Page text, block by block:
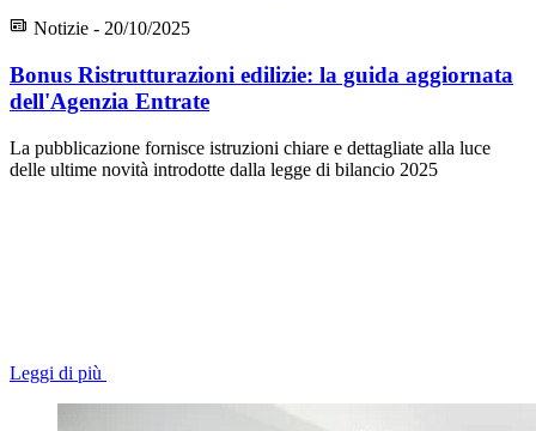
Notizie - 20/10/2025
Bonus Ristrutturazioni edilizie: la guida aggiornata
dell'Agenzia Entrate
La pubblicazione fornisce istruzioni chiare e dettagliate alla luce
delle ultime novità introdotte dalla legge di bilancio 2025
Leggi di più